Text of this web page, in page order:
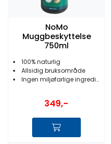
NoMo
Muggbeskyttelse
750ml
100% naturlig
Allsidig bruksområde
Ingen miljøfarlige ingredienser
349,-